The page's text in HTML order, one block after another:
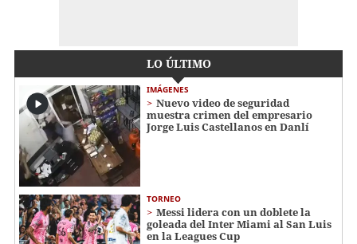
LO ÚLTIMO
IMÁGENES
Nuevo video de seguridad
muestra crimen del empresario
Jorge Luis Castellanos en Danlí
TORNEO
Messi lidera con un doblete la
goleada del Inter Miami al San Luis
en la Leagues Cup